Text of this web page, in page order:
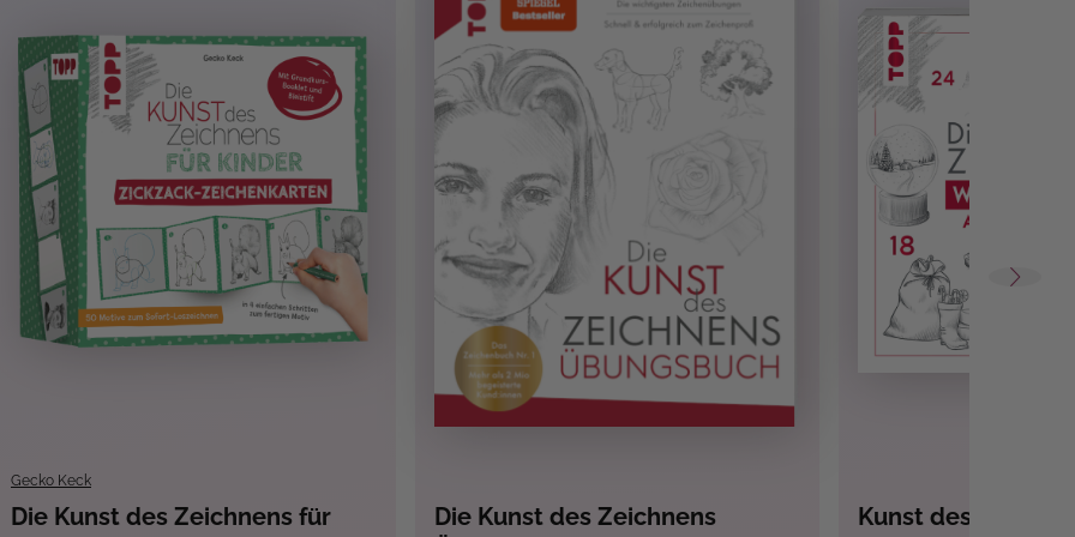
, Landschaften, Natur , Lifehacks , Menschen &
Gecko Keck
Die Kunst des Zeichnens für
Die Kunst des Zeichnens
Kunst des